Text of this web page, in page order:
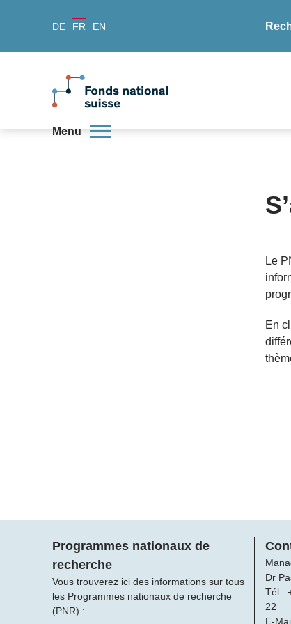
DE FR EN
Menu
Le
En
Programmes nationaux de
recherche
Vous trouverez ici des informations sur tous
les Programmes nationaux de recherche
(PNR) :
Dr
Tél.:
22
E-